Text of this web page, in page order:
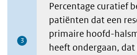
3
Percentage curatief
patiënten dat een
primaire hoofd-
heeft ondergaan,